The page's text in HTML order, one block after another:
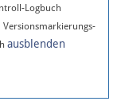
Logbuch
Versionsmarkierungs-
ausblenden